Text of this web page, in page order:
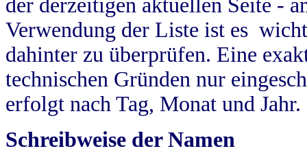
der derzeitigen aktuellen Seite -
Verwendung der Liste ist es
dahinter zu überprüfen. Eine
technischen Gründen nur
erfolgt nach Tag, Monat und Jahr.
Schreibweise der Namen